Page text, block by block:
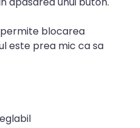
blocarea
este prea mic ca sa